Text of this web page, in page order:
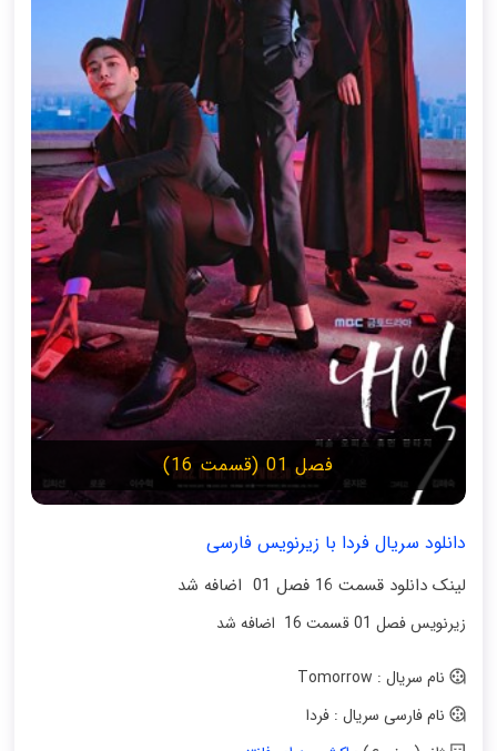
فصل 01 (قسمت 16)
دانلود سریال فردا با زیرنویس فارسی
لینک دانلود قسمت 16 فصل 01 اضافه شد
زیرنویس فصل 01 قسمت 16 اضافه شد
نام سریال : Tomorrow
نام فارسی سریال : فردا